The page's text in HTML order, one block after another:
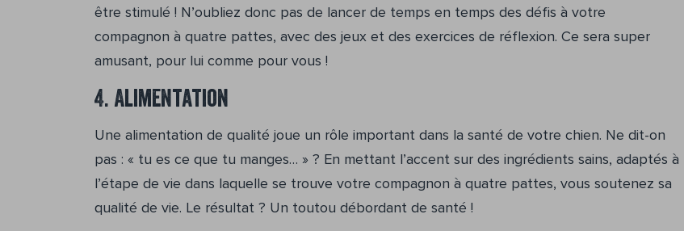
être stimulé ! N’oubliez donc pas de lancer de temps en temps des défis à votre
compagnon à quatre pattes, avec des jeux et des exercices de réflexion. Ce sera super
amusant, pour lui comme pour vous !
4. Alimentation
Une alimentation de qualité joue un rôle important dans la santé de votre chien. Ne dit-on
pas : « tu es ce que tu manges… » ? En mettant l’accent sur des ingrédients sains, adaptés à
l’étape de vie dans laquelle se trouve votre compagnon à quatre pattes, vous soutenez sa
qualité de vie. Le résultat ? Un toutou débordant de santé !